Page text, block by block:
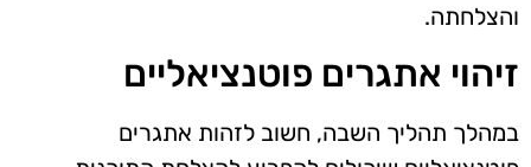
והצלחתה.
זיהוי אתגרים פוטנציאליים
במהלך תהליך השבה, חשוב לזהות אתגרים